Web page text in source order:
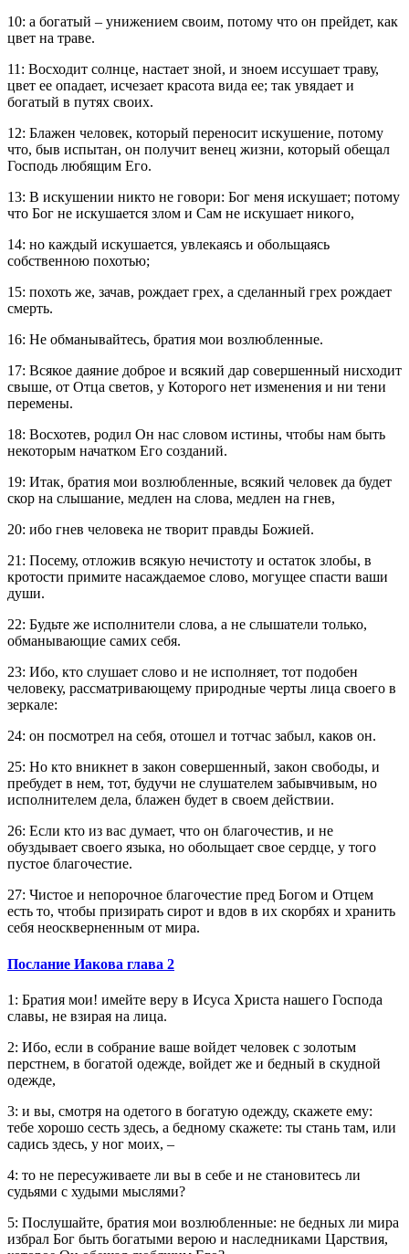
10: а богатый – унижением своим, потому что он прейдет, как
цвет на траве.
11: Восходит солнце, настает зной, и зноем иссушает траву,
цвет ее опадает, исчезает красота вида ее; так увядает и
богатый в путях своих.
12: Блажен человек, который переносит искушение, потому
что, быв испытан, он получит венец жизни, который обещал
Господь любящим Его.
13: В искушении никто не говори: Бог меня искушает; потому
что Бог не искушается злом и Сам не искушает никого,
14: но каждый искушается, увлекаясь и обольщаясь
собственною похотью;
15: похоть же, зачав, рождает грех, а сделанный грех рождает
смерть.
16: Не обманывайтесь, братия мои возлюбленные.
17: Всякое даяние доброе и всякий дар совершенный нисходит
свыше, от Отца светов, у Которого нет изменения и ни тени
перемены.
18: Восхотев, родил Он нас словом истины, чтобы нам быть
некоторым начатком Его созданий.
19: Итак, братия мои возлюбленные, всякий человек да будет
скор на слышание, медлен на слова, медлен на гнев,
20: ибо гнев человека не творит правды Божией.
21: Посему, отложив всякую нечистоту и остаток злобы, в
кротости примите насаждаемое слово, могущее спасти ваши
души.
22: Будьте же исполнители слова, а не слышатели только,
обманывающие самих себя.
23: Ибо, кто слушает слово и не исполняет, тот подобен
человеку, рассматривающему природные черты лица своего в
зеркале:
24: он посмотрел на себя, отошел и тотчас забыл, каков он.
25: Но кто вникнет в закон совершенный, закон свободы, и
пребудет в нем, тот, будучи не слушателем забывчивым, но
исполнителем дела, блажен будет в своем действии.
26: Если кто из вас думает, что он благочестив, и не
обуздывает своего языка, но обольщает свое сердце, у того
пустое благочестие.
27: Чистое и непорочное благочестие пред Богом и Отцем
есть то, чтобы призирать сирот и вдов в их скорбях и хранить
себя неоскверненным от мира.
Послание Иакова глава 2
1: Братия мои! имейте веру в Исуса Христа нашего Господа
славы, не взирая на лица.
2: Ибо, если в собрание ваше войдет человек с золотым
перстнем, в богатой одежде, войдет же и бедный в скудной
одежде,
3: и вы, смотря на одетого в богатую одежду, скажете ему:
тебе хорошо сесть здесь, а бедному скажете: ты стань там, или
садись здесь, у ног моих, –
4: то не пересуживаете ли вы в себе и не становитесь ли
судьями с худыми мыслями?
5: Послушайте, братия мои возлюбленные: не бедных ли мира
избрал Бог быть богатыми верою и наследниками Царствия,